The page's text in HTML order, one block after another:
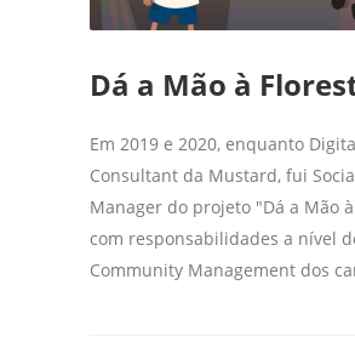
Dá a Mão à
Em 2019 e 2020, enquanto
Consultant da Mustard, fui
Manager do projeto "Dá a Mão
com responsabilidades a nível
Community Management dos